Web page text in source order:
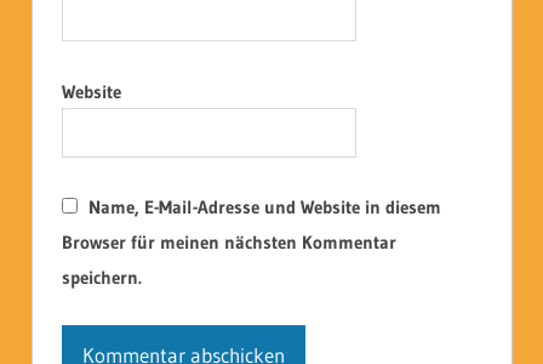
Website
Name, E-Mail-Adresse und Website in diesem
Browser für meinen nächsten Kommentar
speichern.